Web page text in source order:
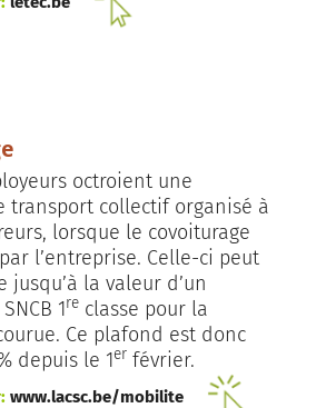
octroient une
transport collectif organisé à
lorsque le covoiturage
l’entreprise. Celle-ci peut
jusqu’à la valeur d’un
1re classe pour la
Ce plafond est donc
depuis le 1er février.
www.lacsc.be/mobilite